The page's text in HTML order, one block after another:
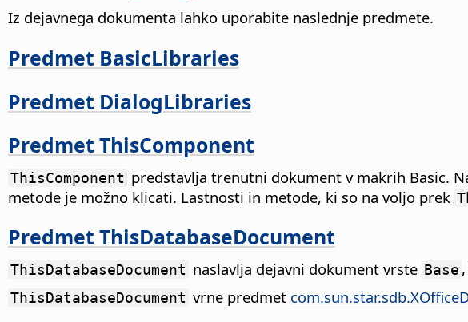
Iz dejavnega dokumenta lahko uporabite naslednje predmete.
Predmet BasicLibraries
Predmet DialogLibraries
Predmet ThisComponent
ThisComponent predstavlja trenutni dokument v makrih Basic.
metode je možno klicati. Lastnosti in metode, ki so na voljo prek
Predmet ThisDatabaseDocument
ThisDatabaseDocument naslavlja dejavni dokument vrste Base
ThisDatabaseDocument vrne predmet